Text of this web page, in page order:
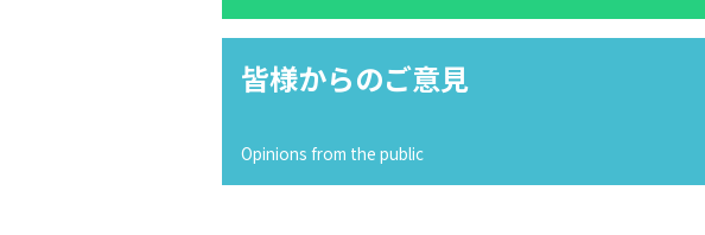
皆様からのご意見
Opinions from the public